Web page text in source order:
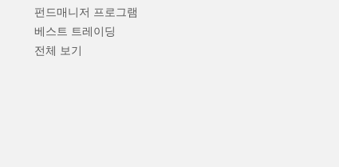
펀드매니저 프로그램
베스트 트레이딩
전체 보기